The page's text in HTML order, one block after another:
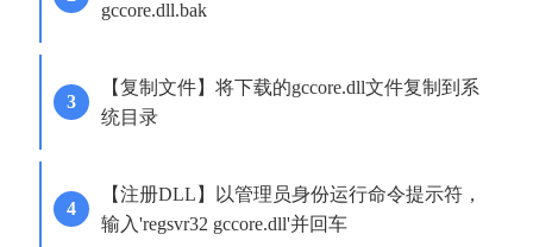
gccore.dll.bak
【复制文件】将下载的gccore.dll文件复制到系
统目录
【注册DLL】以管理员身份运行命令提示符，
输入'regsvr32 gccore.dll'并回车